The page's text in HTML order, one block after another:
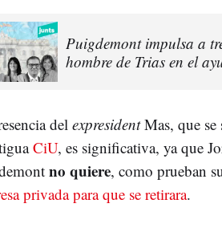
Puigdemont impulsa a
hombre de Trias en el
del expresidentMas, que se
CiU, es significativa, ya que
no quiere, como prueban
privada para que se retirara.